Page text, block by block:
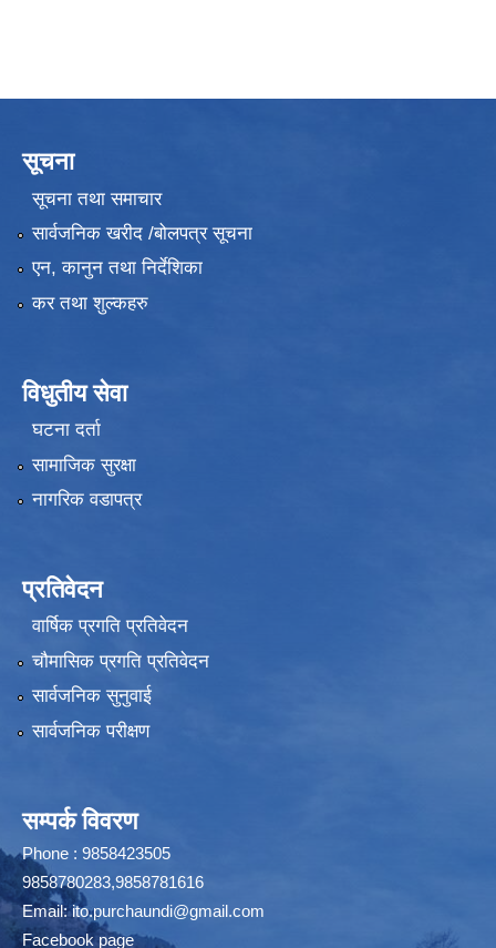
सूचना
सूचना तथा समाचार
सार्वजनिक खरीद /बोलपत्र सूचना
एन, कानुन तथा निर्देशिका
कर तथा शुल्कहरु
विधुतीय सेवा
घटना दर्ता
सामाजिक सुरक्षा
नागरिक वडापत्र
प्रतिवेदन
वार्षिक प्रगति प्रतिवेदन
चौमासिक प्रगति प्रतिवेदन
सार्वजनिक सुनुवाई
सार्वजनिक परीक्षण
सम्पर्क विवरण
Phone : 9858423505
9858780283,9858781616
Email:ito.purchaundi@gmail.com
Facebook page